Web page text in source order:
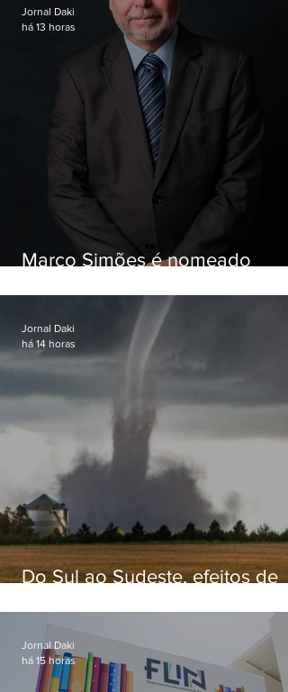
Marco Simões é nomeado
Jornal Daki
há 13 horas
Do Sul ao Sudeste, efeitos de
apreensão na população
Jornal Daki
há 14 horas
Jornal Daki
há 15 horas